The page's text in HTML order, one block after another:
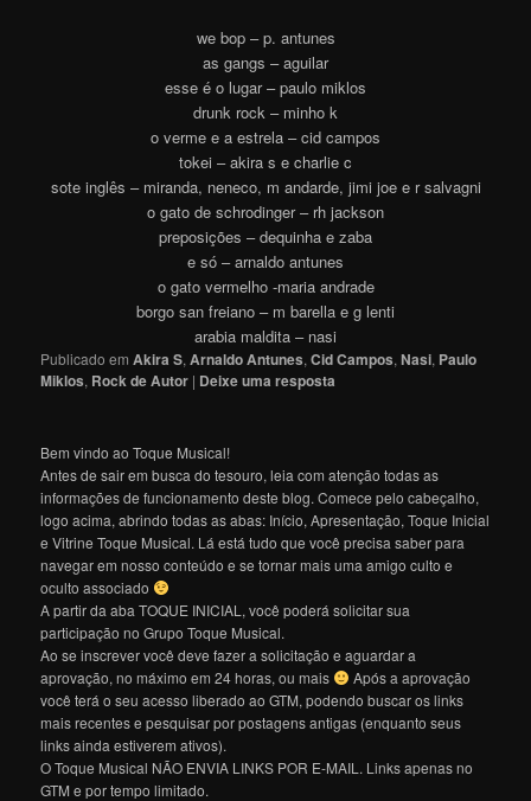
we bop – p. antunes
as gangs – aguilar
esse é o lugar – paulo miklos
drunk rock – minho k
o verme e a estrela – cid campos
tokei – akira s e charlie c
sote inglês – miranda, neneco, m andarde, jimi joe e r salvagni
o gato de schrodinger – rh jackson
preposições – dequinha e zaba
e só – arnaldo antunes
o gato vermelho -maria andrade
borgo san freiano – m barella e g lenti
arabia maldita – nasi
Publicado em Akira S,Arnaldo Antunes,Cid Campos,Nasi, Paulo
Miklos, Rock de Autor | Deixe uma resposta
Bem vindo ao Toque Musical!
Antes de sair em busca do tesouro, leia com atenção todas as
informações de funcionamento deste blog. Comece pelo cabeçalho,
logo acima, abrindo todas as abas: Início, Apresentação, Toque Inicial
e Vitrine Toque Musical. Lá está tudo que você precisa saber para
navegar em nosso conteúdo e se tornar mais uma amigo culto e
oculto associado
A partir da aba TOQUE INICIAL, você poderá solicitar sua
participação no Grupo Toque Musical.
Ao se inscrever você deve fazer a solicitação e aguardar a
aprovação, no máximo em 24 horas, ou mais
Após a aprovação
você terá o seu acesso liberado ao GTM, podendo buscar os links
mais recentes e pesquisar por postagens antigas (enquanto seus
links ainda estiverem ativos).
O Toque Musical NÃO ENVIA LINKS POR E-MAIL. Links apenas no
GTM e por tempo limitado.